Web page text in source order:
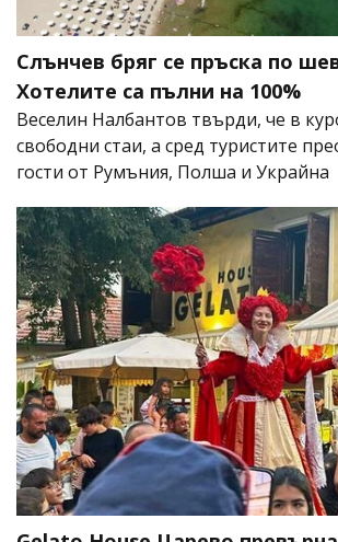
Слънчев бряг се пръска по
Хотелите са пълни на 100%
Веселин Налбантов твърди, че в
свободни стаи, а сред туристите
гости от Румъния, Полша и Украйна